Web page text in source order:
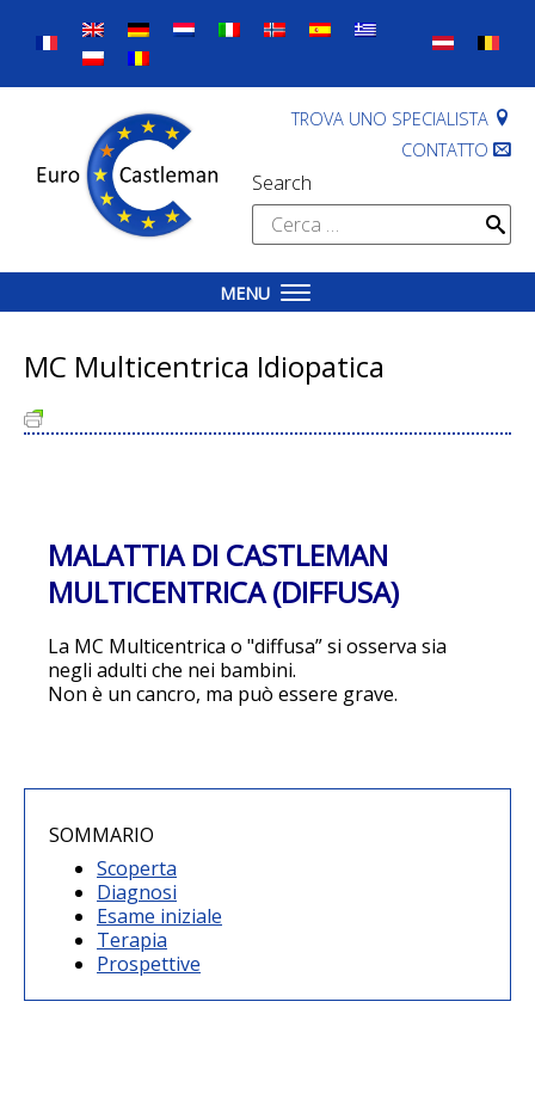
content
TROVA UNO SPECIALISTA
CONTATTO
Search
Ricerca
per:
MENU
MC Multicentrica Idiopatica
MALATTIA DI CASTLEMAN
MULTICENTRICA (DIFFUSA)
La MC Multicentrica o "diffusa” si osserva sia
negli adulti che nei bambini.
Non è un cancro, ma può essere grave.
SOMMARIO
Scoperta
Diagnosi
Esame iniziale
Terapia
Prospettive